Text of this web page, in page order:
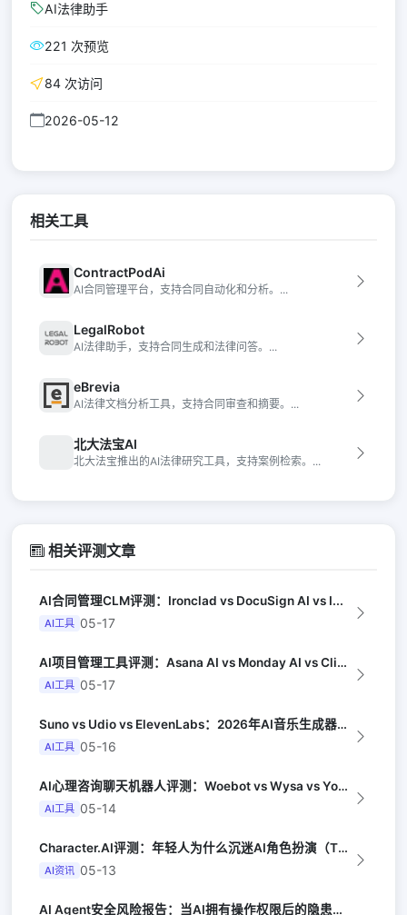
AI法律助手
221 次预览
84 次访问
2026-05-12
相关工具
ContractPodAi
AI合同管理平台，支持合同自动化和分析。...
LegalRobot
AI法律助手，支持合同生成和法律问答。...
eBrevia
AI法律文档分析工具，支持合同审查和摘要。...
北大法宝AI
北大法宝推出的AI法律研究工具，支持案例检索。...
相关评测文章
AI合同管理CLM评测：Ironclad vs DocuSign AI vs I...
AI工具 05-17
AI项目管理工具评测：Asana AI vs Monday AI vs Clic...
AI工具 05-17
Suno vs Udio vs ElevenLabs：2026年AI音乐生成器三...
AI工具 05-16
AI心理咨询聊天机器人评测：Woebot vs Wysa vs Youper（A...
AI工具 05-14
Character.AI评测：年轻人为什么沉迷AI角色扮演（The Atlant...
AI资讯 05-13
AI Agent安全风险报告：当AI拥有操作权限后的隐患（OWASP）